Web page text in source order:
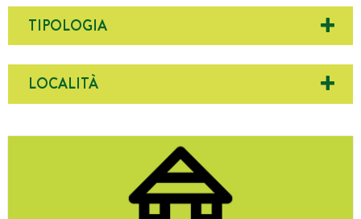
TIPOLOGIA
LOCALITÀ